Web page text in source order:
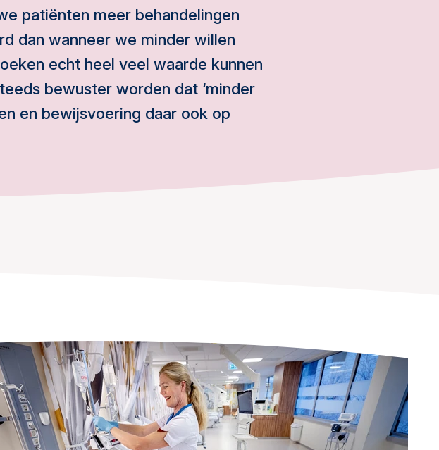
patiënten meer behandelingen
dan wanneer we minder willen
echt heel veel waarde kunnen
bewuster worden dat ‘minder
en bewijsvoering daar ook op